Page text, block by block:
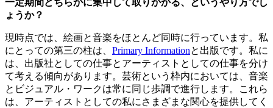
一定期間どちらかに集中して取りかかる、というやり方でし
ょうか？
現時点では、絵画と音楽をほとんど同時に行っています。私
にとっての第三の柱は、 Primary Informationと出版です。私に
は、出版社としての仕事とアーティストとしての仕事を分け
て考える傾向があります。芸術という枠内においては、音楽
とビジュアル・ワークは常に同じ歩調で進行します。これら
は、アーティストとしての私にさまざまな関心を提供してく